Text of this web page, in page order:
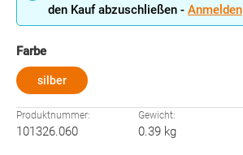
den Kauf abzuschließen - Anmelden
Farbeauswählen
silber
Produktnummer:
101326.060
Gewicht:
0.39 kg